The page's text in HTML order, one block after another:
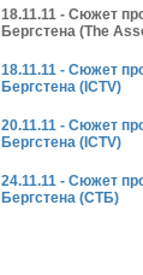
18.11.11 - Сюжет
Бергстена (The
18.11.11 - Сюжет
Бергстена (ICTV)
20.11.11 - Сюжет
Бергстена (ICTV)
24.11.11 - Сюжет
Бергстена (СТБ)